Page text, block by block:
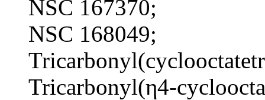
NSC 167370;
NSC 168049;
Tricarbonyl(η4-